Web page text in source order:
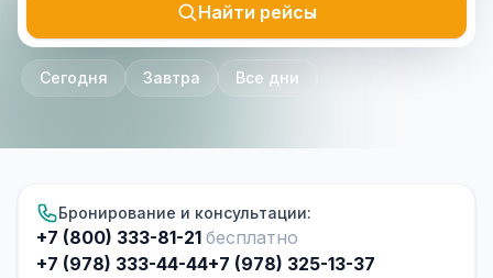
Найти рейсы
Сегодня Завтра Все дни
Бронирование и консультации:
+7 (800) 333-81-21 бесплатно
+7 (978) 333-44-44+7 (978) 325-13-37